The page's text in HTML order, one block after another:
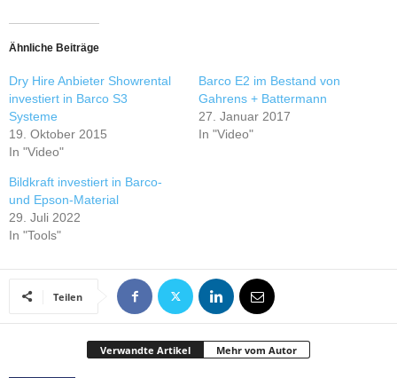
Ähnliche Beiträge
Dry Hire Anbieter Showrental
investiert in Barco S3
Systeme
19. Oktober 2015
In "Video"
Barco E2 im Bestand von
Gahrens + Battermann
27. Januar 2017
In "Video"
Bildkraft investiert in Barco-
und Epson-Material
29. Juli 2022
In "Tools"
Teilen
Verwandte Artikel Mehr vom Autor